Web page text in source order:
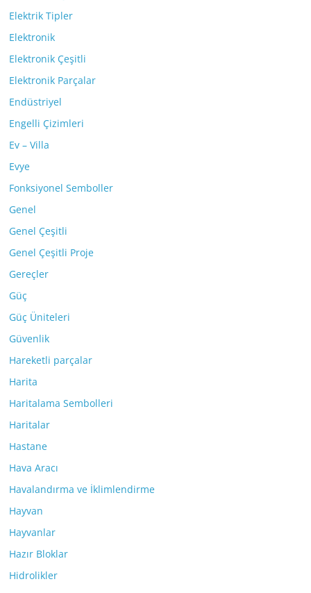
Elektrik Tipler
Elektronik
Elektronik Çeşitli
Elektronik Parçalar
Endüstriyel
Engelli Çizimleri
Ev – Villa
Evye
Fonksiyonel Semboller
Genel
Genel Çeşitli
Genel Çeşitli Proje
Gereçler
Güç
Güç Üniteleri
Güvenlik
Hareketli parçalar
Harita
Haritalama Sembolleri
Haritalar
Hastane
Hava Aracı
Havalandırma ve İklimlendirme
Hayvan
Hayvanlar
Hazır Bloklar
Hidrolikler